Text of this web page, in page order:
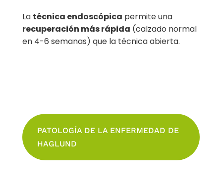
La técnica endoscópica permite una
recuperación más rápida (calzado normal
en 4-6 semanas) que la técnica abierta.
PATOLOGÍA DE LA ENFERMEDAD DE
HAGLUND